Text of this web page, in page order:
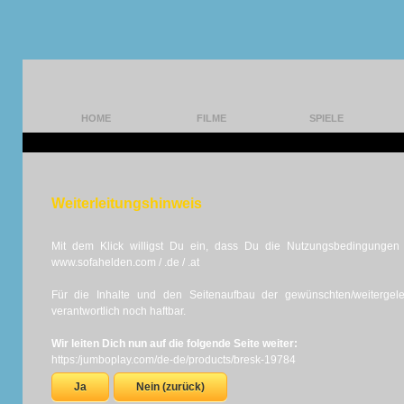
HOME FILME SPIELE
Weiterleitungshinweis
Mit dem Klick willigst Du ein, dass Du die
www.sofahelden.com / .de / .at
Für die Inhalte und den Seitenaufbau der gewünschten/
verantwortlich noch haftbar.
Wir leiten Dich nun auf die folgende Seite weiter:
https:/jumboplay.com/de-de/products/bresk-19784
Ja Nein (zurück)